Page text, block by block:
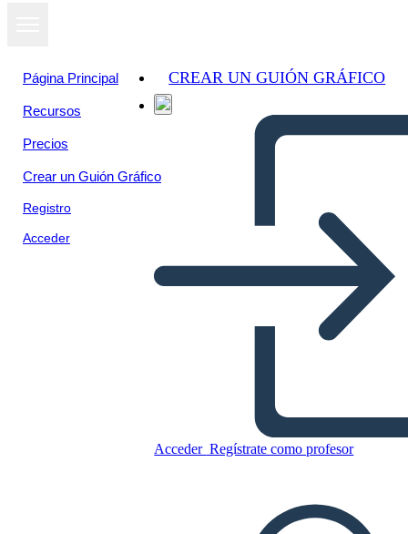
Página Principal
Recursos
Precios
Crear un Guión Gráfico
Registro
Acceder
CREAR UN GUIÓN GRÁFICO
Acceder Regístrate como profesor
Nueva Página de Creación de